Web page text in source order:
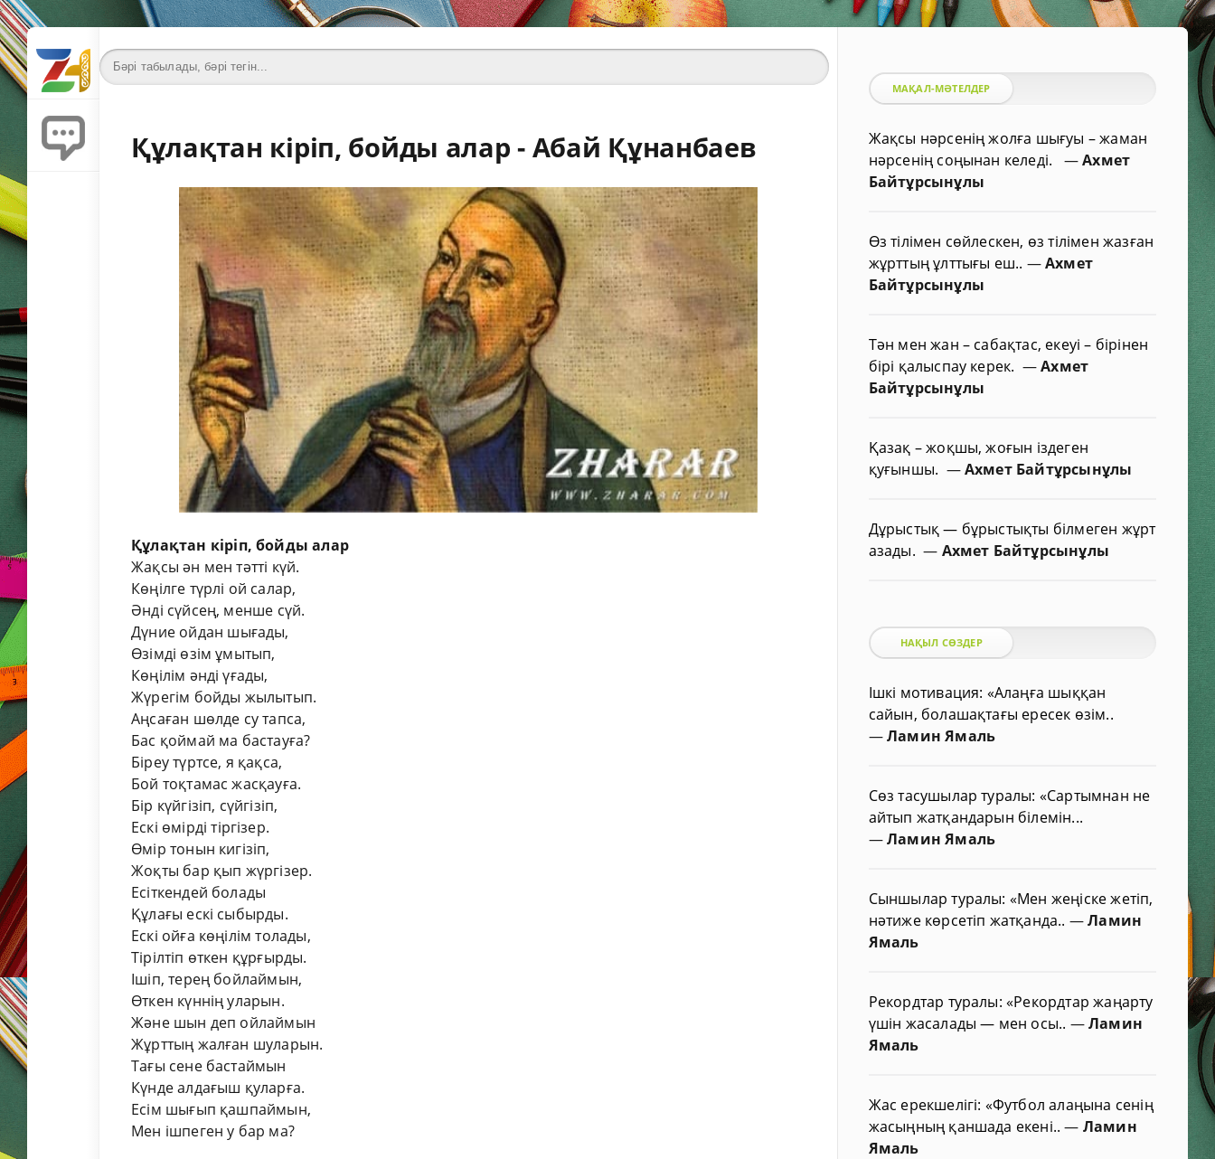
Құлақтан кіріп, бойды алар - Абай Құнанбаев
Құлақтан кіріп,бойды алар
Жақсы ән мен тәтті күй.
Көңілге түрлі ой салар,
Әнді сүйсең, менше сүй.
Дүниеойдан шығады,
Өзімді өзім ұмытып,
Көңілім әнді үғады,
Жүрегім бойды жылытып.
Аңсаған шөлде су тапса,
Бас қоймай ма бастауға?
Біреу түртсе, я қақса,
Бой тоқтамас жасқауға.
Бір күйгізіп, сүйгізіп,
Ескі өмірді тіргізер.
Өмір тонын кигізіп,
Жоқты бар қып жүргізер.
Есіткендей болады
Құлағы ескі сыбырды.
Ескі ойға көңілім толады,
Тірілтіп өткен құрғырды.
Ішіп, терең бойлаймын,
Өткен күннің уларын.
Және шын деп ойлаймын
Жұрттың жалған шуларын.
Тағы сене бастаймын
Күнде алдағыш қуларға.
Есім шығып қашпаймын,
Мен ішпеген у бар ма?
МАҚАЛ-МӘТЕЛДЕР
Жақсы нәрсенің жолға шығуы – жаман
нәрсенің соңынан келеді. —Ахмет
Байтұрсынұлы
Өз тілімен сөйлескен, өз тілімен жазған
жұрттың ұлттығы еш.. —Ахмет
Байтұрсынұлы
Тән мен жан – сабақтас, екеуі – бірінен
бірі қалыспау керек. —Ахмет
Байтұрсынұлы
Қазақ – жоқшы, жоғын іздеген
қуғыншы. —Ахмет Байтұрсынұлы
Дұрыстық — бұрыстықты білмеген жұрт
азады.— Ахмет Байтұрсынұлы
НАҚЫЛ СӨЗДЕР
Ішкі мотивация: «Алаңға шыққан
сайын, болашақтағы ересек өзім..
—Ламин Ямаль
Сөз тасушылар туралы: «Сартымнан не
айтып жатқандарын білемін...
—Ламин Ямаль
Сыншылар туралы: «Мен жеңіске жетіп,
нәтиже көрсетіп жатқанда.. —Ламин
Ямаль
Рекордтар туралы: «Рекордтар жаңарту
үшін жасалады — мен осы.. —Ламин
Ямаль
Жас ерекшелігі: «Футбол алаңына сенің
жасыңның қаншада екені..— Ламин
Ямаль